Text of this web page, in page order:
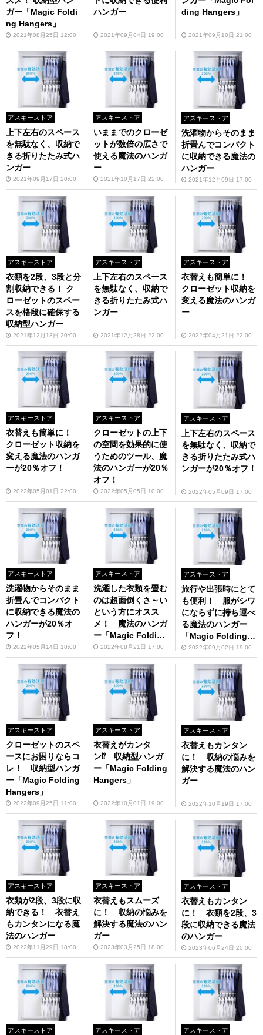
ガー「Magic Foldi
ng Hangers」
2021年08月25日 12:00
ハンガー
2021年09月04日 19:00
ding Hangers」
2021年09月10日 21:00
アスキーストア
上下左右のスペース
を無駄なく、収納で
きる折りたたみ式ハ
ンガー
2021年09月17日 20:00
アスキーストア
いままでのクローゼ
ットが数倍の広さで
使える魔法のハンガ
ー
2021年10月17日 22:00
アスキーストア
洗濯物からそのまま
折畳んでコンパクト
に収納できる魔法の
ハンガー
2021年12月09日 17:00
アスキーストア
衣類を2段、3段と分
割収納できる！ ク
ローゼットのスペー
スを格段に確保する
収納型ハンガー
2021年12月18日 20:00
アスキーストア
上下左右のスペース
を無駄なく、収納で
きる折りたたみ式ハ
ンガー
2021年12月28日 22:00
アスキーストア
衣替えも簡単に！
クローゼット収納を
変える魔法のハンガ
ー
2022年04月21日 22:00
アスキーストア
衣替えも簡単に！
クローゼット収納を
変える魔法のハンガ
ーが20％オフ！
2022年05月01日 22:00
アスキーストア
クローゼットの上下
の空間を効果的に使
うためのツール、魔
法のハンガーが20％
オフ！
2022年05月05日 10:00
アスキーストア
上下左右のスペース
を無駄なく、収納で
きる折りたたみ式ハ
ンガーが20％オフ！
2022年05月09日 17:00
アスキーストア
洗濯物からそのまま
折畳んでコンパクト
に収納できる魔法の
ハンガーが20％オ
フ！
2022年05月14日 18:00
アスキーストア
洗濯した衣類を畳む
のは超面倒くさ～い
という方にオスス
メ！ 魔法のハンガ
ー「Magic Folding
Hangers」
2022年08月21日 17:00
アスキーストア
旅行や出張時にとて
も便利！ 服がシワ
にならずに持ち運べ
る魔法のハンガー
「Magic Folding H
angers」
2022年09月02日 19:00
アスキーストア
クローゼットのスペ
ースにお困りならコ
レ！ 収納型ハンガ
ー「Magic Folding
Hangers」
2022年09月25日 11:00
アスキーストア
衣替えがカンタ
ン⁉ 収納型ハンガ
ー「Magic Folding
Hangers」
2022年10月01日 19:00
アスキーストア
衣替えもカンタン
に！ 収納の悩みを
解決する魔法のハン
ガー
2022年10月19日 17:00
アスキーストア
衣類が2段、3段に収
納できる！ 衣替え
もカンタンになる魔
法のハンガー
2022年11月29日 18:00
アスキーストア
衣替えもスムーズ
に！ 収納の悩みを
解決する魔法のハン
ガー
2023年03月25日 18:00
アスキーストア
衣替えもカンタン
に！ 衣類を2段、3
段に収納できる魔法
のハンガー
2023年06月24日 20:00
アスキーストア アスキーストア アスキーストア